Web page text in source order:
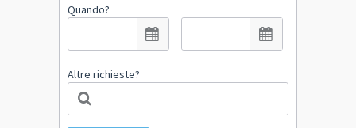
Quando?
Altre richieste?